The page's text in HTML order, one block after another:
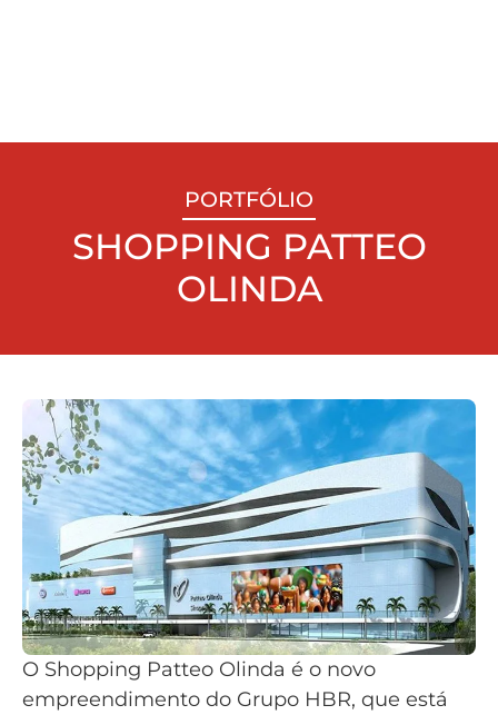
PORTFÓLIO
SHOPPING PATTEO
OLINDA
O Shopping Patteo Olinda é o novo
empreendimento do Grupo HBR, que está